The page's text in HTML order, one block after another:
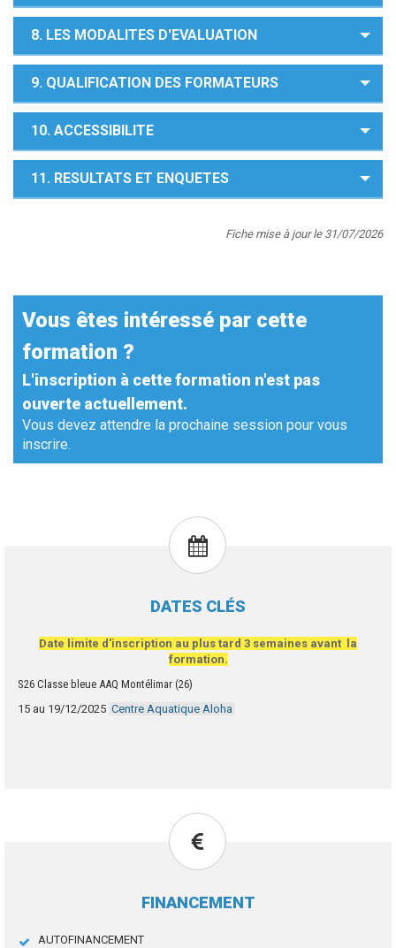
8. LES MODALITES D'EVALUATION
9. QUALIFICATION DES FORMATEURS
10. ACCESSIBILITE
11. RESULTATS ET ENQUETES
Fiche mise à jour le 31/07/2026
Vous êtes intéressé par cette
formation ?
L'inscription à cette formation n'est pas
ouverte actuellement.
Vous devez attendre la prochaine session pour vous
inscrire.
DATES CLÉS
Date limite d'inscription au plus tard 3 semaines avant la
formation.
S26 Classe bleue AAQ Montélimar (26)
15 au 19/12/2025 Centre Aquatique Aloha
FINANCEMENT
AUTOFINANCEMENT